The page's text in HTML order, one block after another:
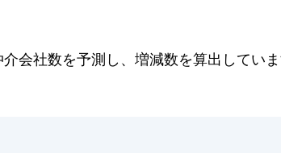
会社数を予測し、増減数を算出してい